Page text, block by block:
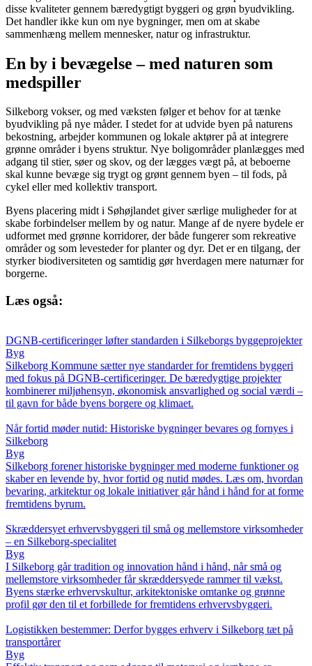
disse kvaliteter gennem bæredygtigt byggeri og grøn byudvikling.
Det handler ikke kun om nye bygninger, men om at skabe
sammenhæng mellem mennesker, natur og infrastruktur.
En by i bevægelse – med naturen som
medspiller
Silkeborg vokser, og med væksten følger et behov for at tænke
byudvikling på nye måder. I stedet for at udvide byen på naturens
bekostning, arbejder kommunen og lokale aktører på at integrere
grønne områder i byens struktur. Nye boligområder planlægges med
adgang til stier, søer og skov, og der lægges vægt på, at beboerne
skal kunne bevæge sig trygt og grønt gennem byen – til fods, på
cykel eller med kollektiv transport.
Byens placering midt i Søhøjlandet giver særlige muligheder for at
skabe forbindelser mellem by og natur. Mange af de nyere bydele er
udformet med grønne korridorer, der både fungerer som rekreative
områder og som levesteder for planter og dyr. Det er en tilgang, der
styrker biodiversiteten og samtidig gør hverdagen mere naturnær for
borgerne.
Læs også:
DGNB-certificeringer løfter standarden i Silkeborgs byggeprojekter
Byg
Silkeborg Kommune sætter nye standarder for fremtidens byggeri
med fokus på DGNB-certificeringer. De bæredygtige projekter
kombinerer miljøhensyn, økonomisk ansvarlighed og social værdi –
til gavn for både byens borgere og klimaet.
Når fortid møder nutid: Historiske bygninger bevares og fornyes i
Silkeborg
Byg
Silkeborg forener historiske bygninger med moderne funktioner og
skaber en levende by, hvor fortid og nutid mødes. Læs om, hvordan
bevaring, arkitektur og lokale initiativer går hånd i hånd for at forme
fremtidens byrum.
Skræddersyet erhvervsbyggeri til små og mellemstore virksomheder
– en Silkeborg-specialitet
Byg
I Silkeborg går tradition og innovation hånd i hånd, når små og
mellemstore virksomheder får skræddersyede rammer til vækst.
Byens stærke erhvervskultur, arkitektoniske omtanke og grønne
profil gør den til et forbillede for fremtidens erhvervsbyggeri.
Logistikken bestemmer: Derfor bygges erhverv i Silkeborg tæt på
transportårer
Byg